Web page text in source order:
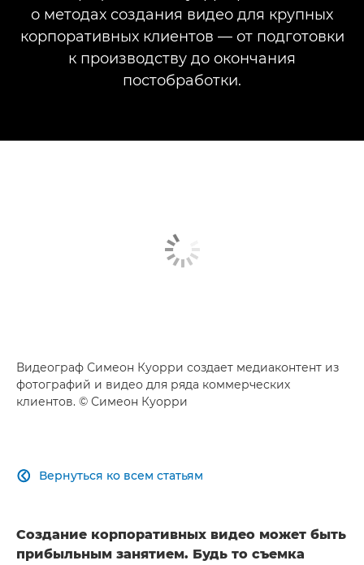
о методах создания видео для крупных
корпоративных клиентов — от подготовки
к производству до окончания
постобработки.
Видеограф Симеон Куорри создает медиаконтент из
фотографий и видео для ряда коммерческих
клиентов. © Симеон Куорри
Вернуться ко всем статьям

Создание корпоративных видео может быть
прибыльным занятием. Будь то съемка